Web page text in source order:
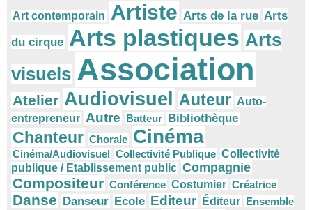
Art contemporain Artiste Arts de la rue Arts
du cirque Arts plastiques Arts
visuels Association
Atelier Audiovisuel Auteur Auto-
entrepreneur Autre Batteur Bibliothèque
Chanteur Chorale Cinéma
Cinéma/Audiovisuel Collectivité Publique Collectivité
publique / Etablissement public Compagnie
Compositeur Conférence Costumier Créatrice
Danse Danseur Ecole Editeur Éditeur Ensemble